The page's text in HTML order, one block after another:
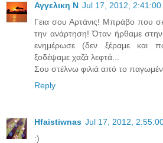
Αγγελικη Ν Jul 17, 2012, 2:41:00
Γεια σου Αρτάνις! Μπράβο που
την ανάρτηση! Όταν ήρθαμε
ενημέρωσε (δεν ξέραμε και
ξοδέψαμε χαζά λεφτά...
Σου στέλνω φιλιά από το
Reply
Hfaistiwnas Jul 17, 2012,
:)